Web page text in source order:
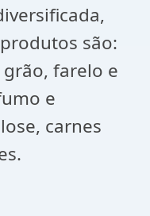
são:
farelo e
e
carnes